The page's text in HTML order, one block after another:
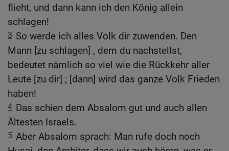
flieht, und dann kann ich den König allein
schlagen!
3 So werde ich alles Volk dir zuwenden. Den
Mann [zu schlagen] , dem du nachstellst,
bedeutet nämlich so viel wie die Rückkehr aller
Leute [zu dir] ; [dann] wird das ganze Volk Frieden
haben!
4 Das schien dem Absalom gut und auch allen
Ältesten Israels.
5 Aber Absalom sprach: Man rufe doch noch